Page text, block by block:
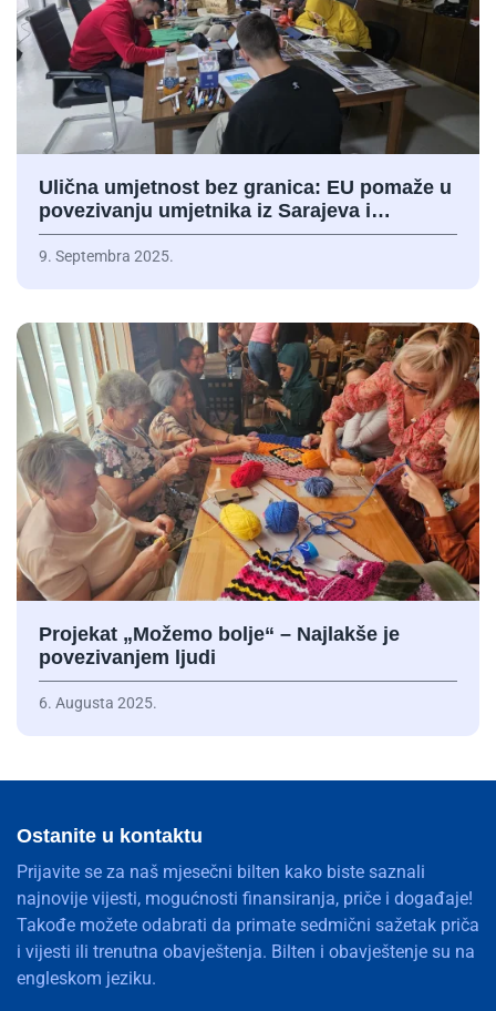
Ulična umjetnost bez granica: EU pomaže u
povezivanju umjetnika iz Sarajeva i…
9. Septembra 2025.
Projekat „Možemo bolje“ – Najlakše je
povezivanjem ljudi
6. Augusta 2025.
Ostanite u kontaktu
Prijavite se za naš mjesečni bilten kako biste saznali
najnovije vijesti, mogućnosti finansiranja, priče i događaje!
Takođe možete odabrati da primate sedmični sažetak priča
i vijesti ili trenutna obavještenja. Bilten i obavještenje su na
engleskom jeziku.